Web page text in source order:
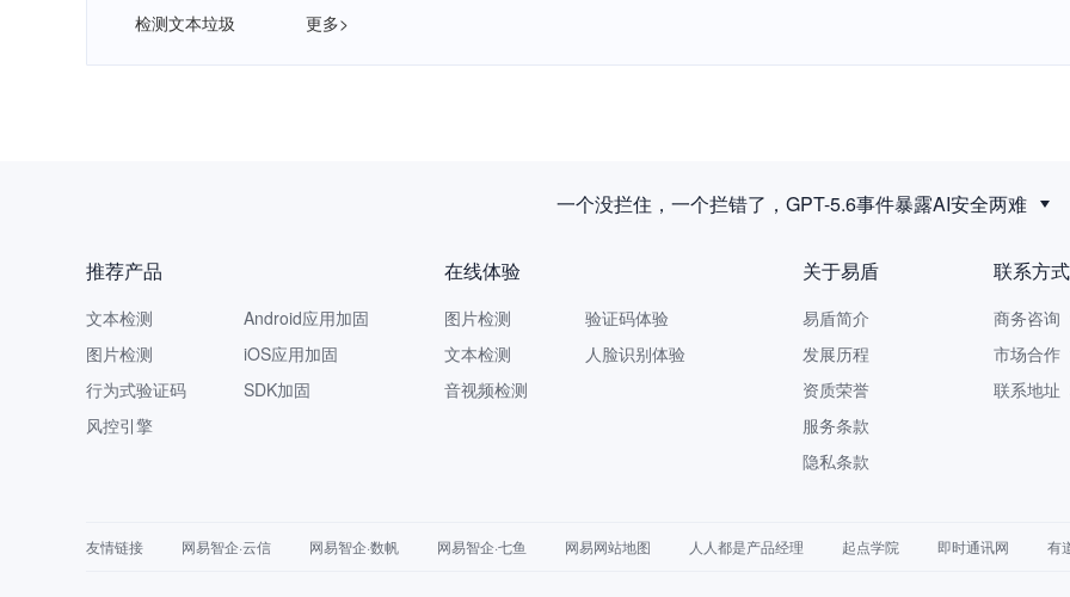
检测文本垃圾
更多>
一个没拦住，一个拦错了，GPT-5.6事件暴露AI安全两难
推荐产品
文本检测
图片检测
行为式验证码
风控引擎
Android应用加固
iOS应用加固
SDK加固
在线体验
图片检测
文本检测
音视频检测
验证码体验
人脸识别体验
关于易盾
易盾简介
发展历程
资质荣誉
服务条款
隐私条款
联系方式
商务咨询
市场合作
联系地址
友情链接 网易智企·云信 网易智企·数帆 网易智企·七鱼 网易网站地图 人人都是产品经理 起点学院 即时通讯网 有